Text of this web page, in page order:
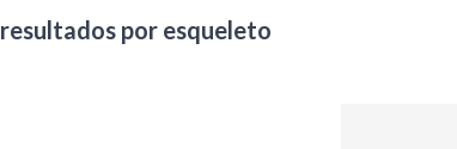
resultados por esqueleto